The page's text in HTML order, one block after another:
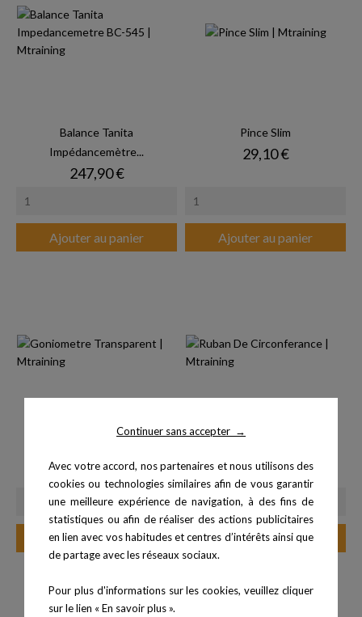
Continuer sans accepter →
Avec votre accord, nos partenaires et nous utilisons des
cookies ou technologies similaires afin de vous garantir
une meilleure expérience de navigation, à des fins de
statistiques ou afin de réaliser des actions publicitaires
en lien avec vos habitudes et centres d’intérêts ainsi que
de partage avec les réseaux sociaux.
Pour plus d'informations sur les cookies, veuillez cliquer
sur le lien « En savoir plus ».
Balance Tanita
Impédancemètre...
Prix
247,90 €
Ajouter au panier
Pince Slim
Prix
29,10 €
Ajouter au panier
Prix
6,00 €
Ajouter au panier
Prix
6,90 €
Ajouter au panier